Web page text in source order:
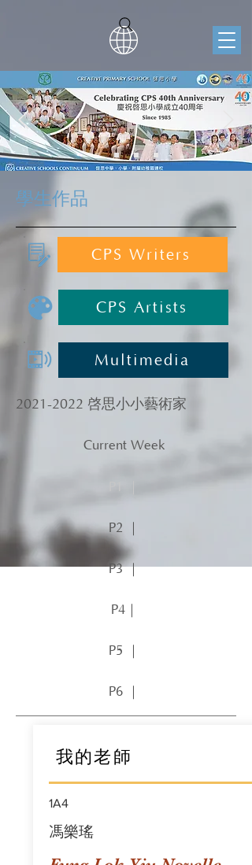
學生作品
CPS Writers
CPS Artists
Multimedia
2021-2022 啓思小小藝術家
Current Week
P2 ｜
P3 ｜
P4｜
P5 ｜
P6 ｜
我的老師
1A4
馮樂瑤